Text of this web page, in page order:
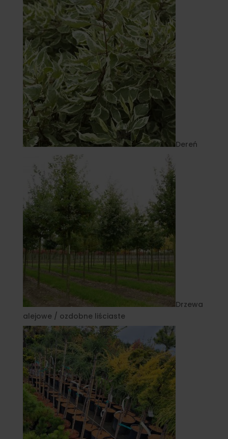
Dereń
Drzewa
alejowe / ozdobne liściaste